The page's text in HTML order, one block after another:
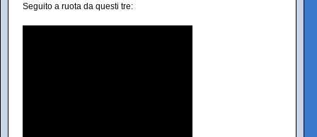
Seguito a ruota da questi tre: